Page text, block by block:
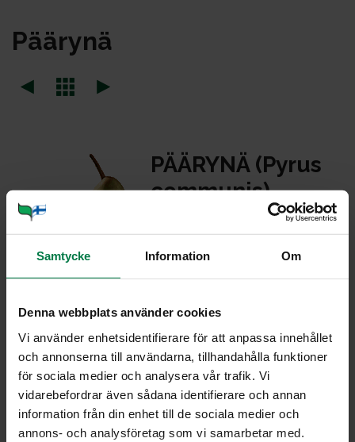
Samtycke Information Om
Denna webbplats använder cookies
Vi använder enhetsidentifierare för att anpassa innehållet
och annonserna till användarna, tillhandahålla funktioner
för sociala medier och analysera vår trafik. Vi
vidarebefordrar även sådana identifierare och annan
information från din enhet till de sociala medier och
annons- och analysföretag som vi samarbetar med.
Pää­ry­nä
PÄÄ­RY­NÄ (Py­rus
com­mu­nis)
Päärynä on vanha viljelykasvi,
jota on kasvatettu tiettävästi jo
keskiajalla.
Päärynöitä on monia eri lajikkeita. Yhteistä niille on
muoto, vihreä tai ruskehtava väri ja mieto, mehukas
hedelmämalto. Päärynät poimitaan raakoina, sillä niiden
maku paranee ja sokeripitoisuus lisääntyy, kun ne
kypsytetään poimimisen jälkeen. Hedelmän kypsyyttä ei
voi päätellä kuoren väristä. Kypsä päärynä tuntuu